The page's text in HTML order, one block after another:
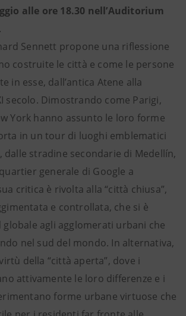
alle ore 18.30 nell’Auditorium
.
Sennett propone una riflessione
costruite le città e come le persone
in esse, dall’antica Atene alla
secolo. Dimostrando come Parigi,
York hanno assunto le loro forme
in un tour di luoghi emblematici
dalle stradine secondarie di Medellín,
generale di Google a
critica è rivolta alla “città chiusa”,
e controllata, che si è
agli agglomerati urbani che
nel sud del mondo. In alternativa,
della “città aperta”, dove i
attivamente le loro differenze e i
forme urbane virtuose che